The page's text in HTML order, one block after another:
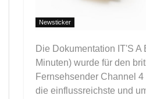
Newsticker
Die Dokumentation IT'S A
Minuten) wurde für den
Fernsehsender Channel
die einflussreichste und